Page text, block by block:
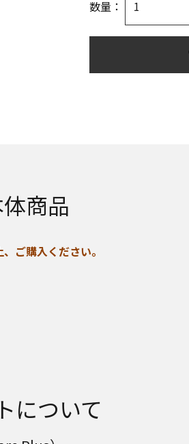
数量：
商品
ご購入ください。
について